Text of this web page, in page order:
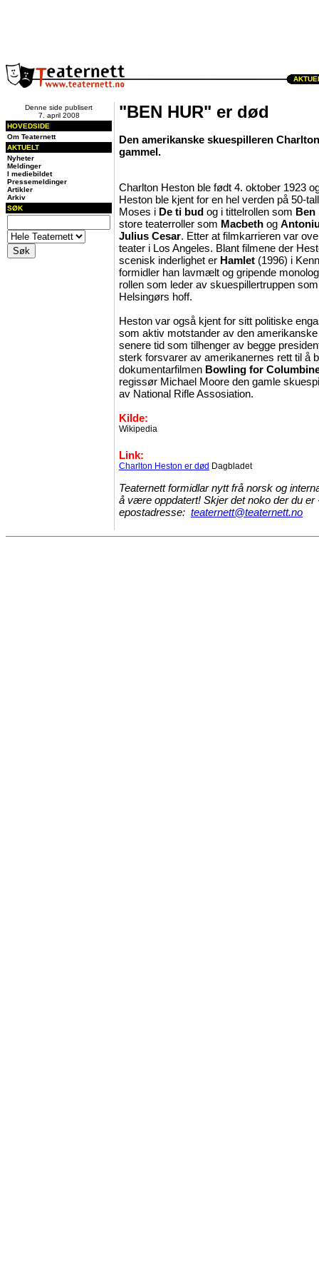
Denne side publisert
7. april 2008
HOVEDSIDE
Om Teaternett
AKTUELT
Nyheter
Meldinger
I mediebildet
Pressemeldinger
Artikler
Arkiv
SØK
"BEN HUR" er død
Den amerikanske skuespilleren
gammel.
Charlton Heston ble født 4. oktober 1923
Heston ble kjent for en hel verden på 50-
Moses i De ti bud og i tittelrollen som Ben
store teaterroller som Macbeth og
Julius Cesar. Etter at filmkarrieren var
teater i Los Angeles. Blant filmene der
scenisk inderlighet er Hamlet (1996) i
formidler han lavmælt og gripende
rollen som leder av skuespillertruppen
Helsingørs hoff.
Heston var også kjent for sitt politiske
som aktiv motstander av den
senere tid som tilhenger av begge
sterk forsvarer av amerikanernes rett til å
dokumentarfilmen Bowling for
regissør Michael Moore den gamle
av National Rifle Assosiation.
Kilde:
Wikipedia
Link:
Charlton Heston er død Dagbladet
Teaternett formidlar nytt frå norsk og
å være oppdatert! Skjer det noko der du er
epostadresse: teaternett@teaternett.no